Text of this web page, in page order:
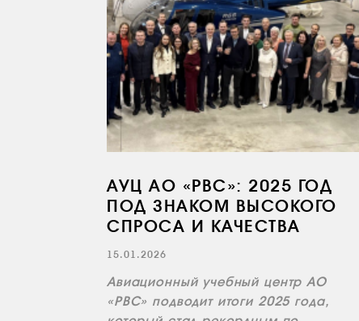
АУЦ АО «РВС»: 2025 ГОД
ПОД ЗНАКОМ ВЫСОКОГО
СПРОСА И КАЧЕСТВА
15.01.2026
Авиационный учебный центр АО
«РВС» подводит итоги 2025 года,